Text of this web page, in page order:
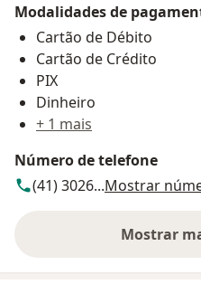
Modalidades de
Cartão de Débito
Cartão de Crédito
PIX
Dinheiro
+ 1 mais
Número de telefone
(41) 3026...Mostrar
Mostrar